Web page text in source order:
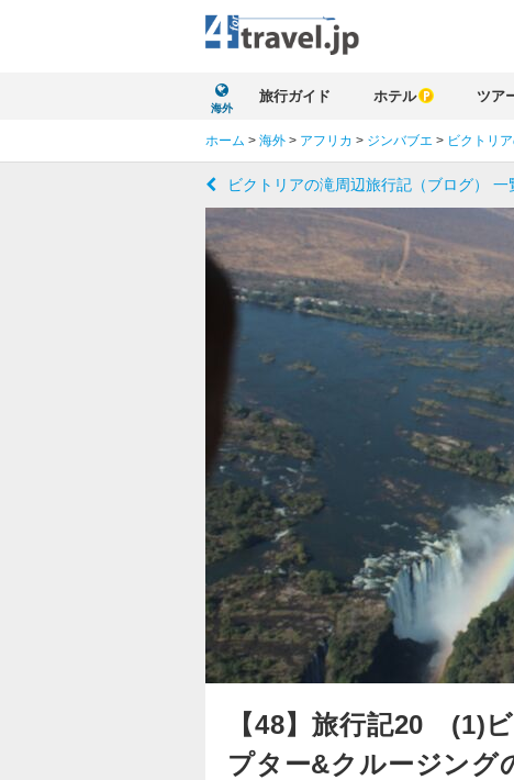
海外
旅行ガイド ホテル ツア
ホーム > 海外 > アフリカ > ジンバブエ > ビクトリ
ビクトリアの滝周辺旅行記（ブログ） 一
【48】旅行記20 (1)
プター&クルージング